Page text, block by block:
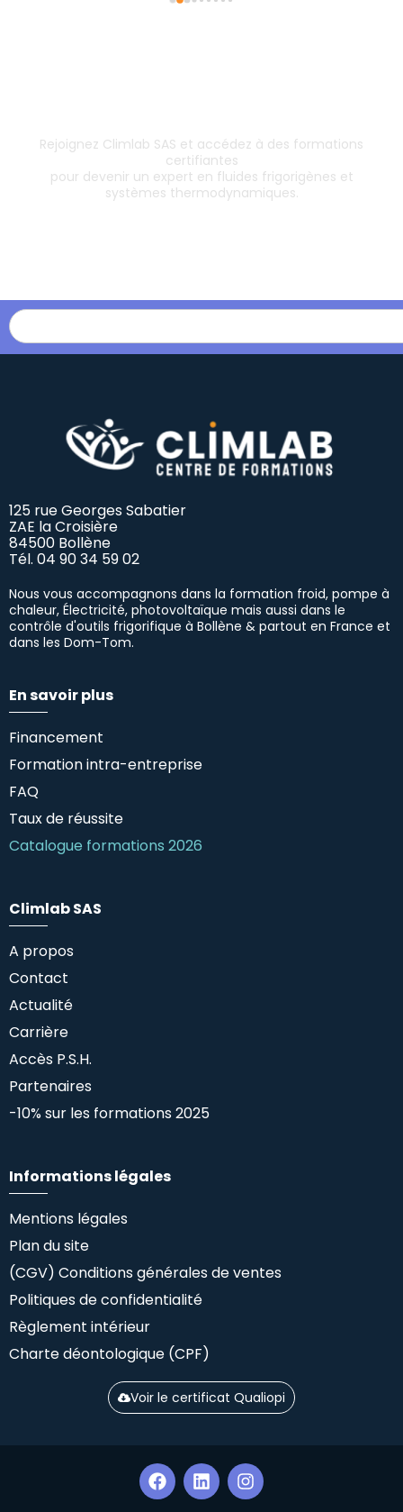
Rejoignez Climlab SAS et accédez à des formations
certifiantes
pour devenir un expert en fluides frigorigènes et
systèmes thermodynamiques.
125 rue Georges Sabatier
ZAE la Croisière
84500 Bollène
Tél. 04 90 34 59 02
Nous vous accompagnons dans la formation froid, pompe à
chaleur, Électricité, photovoltaïque mais aussi dans le
contrôle d'outils frigorifique à Bollène & partout en France et
dans les Dom-Tom.
En savoir plus
Financement
Formation intra-entreprise
FAQ
Taux de réussite
Catalogue formations 2026
Climlab SAS
A propos
Contact
Actualité
Carrière
Accès P.S.H.
Partenaires
-10% sur les formations 2025
Informations légales
Mentions légales
Plan du site
(CGV) Conditions générales de ventes
Politiques de confidentialité
Règlement intérieur
Charte déontologique (CPF)
Voir le certificat Qualiopi